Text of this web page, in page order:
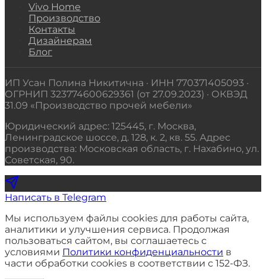
Vivo Home
Производство
Контакты
Дизайнерам
Блог
ИП Усан Полина Никитична · ИНН 770371405093 ·
ОГРНИП 323774600629361 (от 27.09.2023) · ОКВЭД
31.09 «Производство прочей мебели»
Юридический адрес: 125445, г. Москва,
Ленинградское шоссе, д. 128, к. 2, кв. 55. Адрес
производства: Московская область, г. Нахабино, ул.
Советская, 90.
Написать в Telegram
Мы используем файлы cookies для работы сайта,
аналитики и улучшения сервиса. Продолжая
пользоваться сайтом, вы соглашаетесь с
условиями Политики конфиденциальности в
части обработки cookies в соответствии с 152-ФЗ.